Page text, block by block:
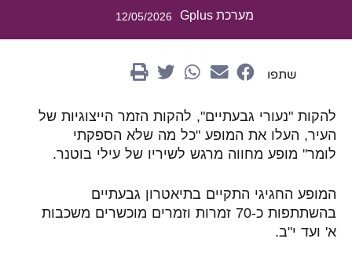
מערכת Gplus 12/05/2026
שתפו
להקות "נעורי גבעתיים", להקות הזמר הייצוגיות של
העיר, העלו את המופע "כל מה שלא הספקתי
לומר" מופע מחווה מרגש לשיריו של עילי בוטנר.
המופע החגיגי התקיים בתיאטרון גבעתיים
בהשתתפות כ-70 זמרות וזמרים מוכשרים משכבות
א' ועד י"ב.